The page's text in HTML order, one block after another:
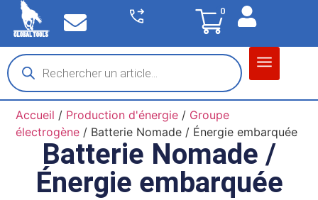
0
Accueil / Production d'énergie / Groupe
électrogène / Batterie Nomade / Énergie embarquée
Batterie Nomade /
Énergie embarquée